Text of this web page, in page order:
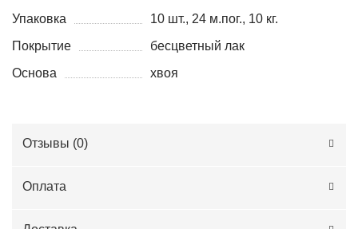
Упаковка
10 шт., 24 м.пог., 10 кг.
Покрытие
бесцветный лак
Основа
хвоя
Отзывы (0)
Оплата